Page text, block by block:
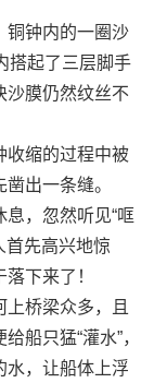
钟内的一圈沙
搭起了三层脚手
沙膜仍然纹丝不
缩的过程中被
出一条缝。
，忽然听见“哐
首先高兴地惊
下来了！
桥梁众多，且
船只猛“灌水”，
水，让船体上浮